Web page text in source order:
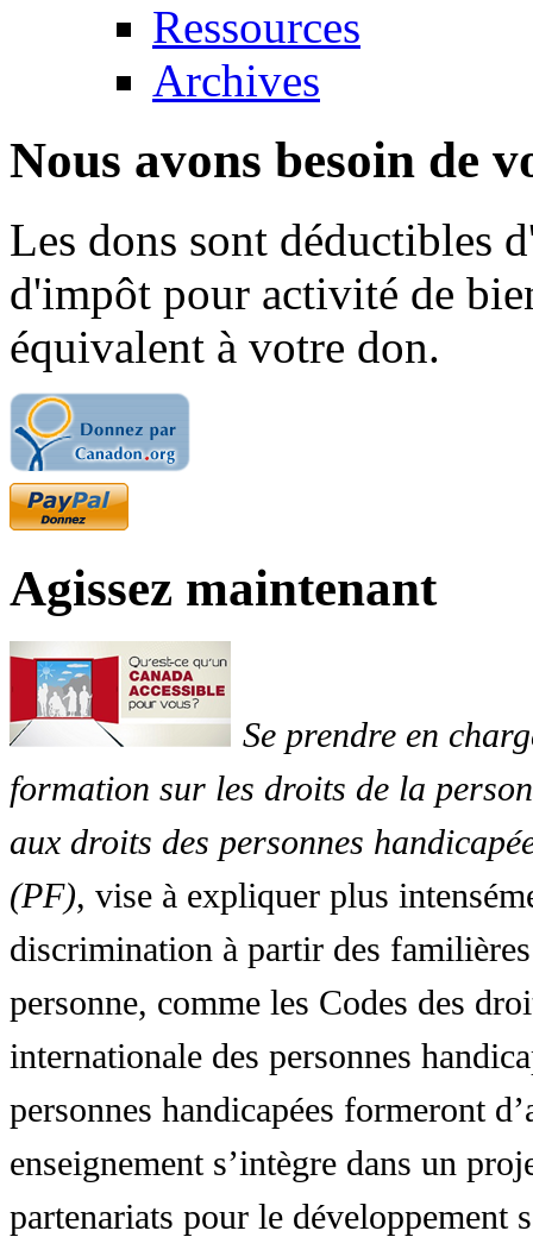
Ressources
Archives
Nous avons besoin de
Les dons sont déductibles
d'impôt pour activité de
équivalent à votre don.
Agissez maintenant
Se prendre en
formation sur les droits de la
aux droits des personnes
(PF), vise à expliquer plus
discrimination à partir des
personne, comme les Codes des
internationale des personnes
personnes handicapées formeront
enseignement s’intègre dans un
partenariats pour le développement